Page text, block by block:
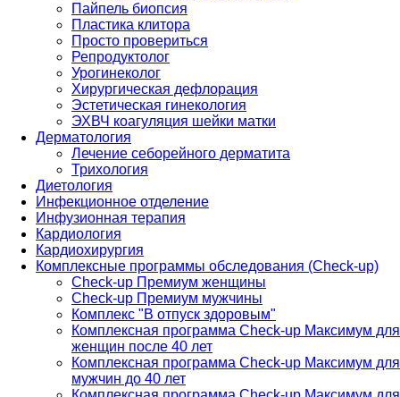
Пайпель биопсия
Пластика клитора
Просто провериться
Репродуктолог
Урогинеколог
Хирургическая дефлорация
Эстетическая гинекология
ЭХВЧ коагуляция шейки матки
Дерматология
Лечение себорейного дерматита
Трихология
Диетология
Инфекционное отделение
Инфузионная терапия
Кардиология
Кардиохирургия
Комплексные программы обследования (Check-up)
Check-up Премиум женщины
Check-up Премиум мужчины
Комплекс "В отпуск здоровым"
Комплексная программа Check-up Максимум для
женщин после 40 лет
Комплексная программа Check-up Максимум для
мужчин до 40 лет